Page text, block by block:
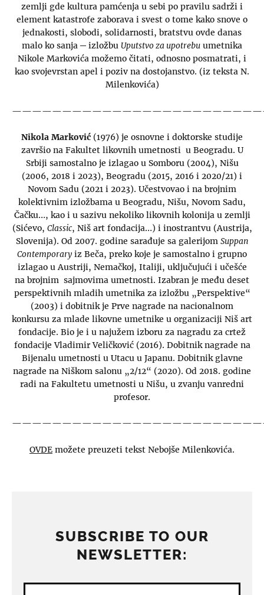
zemlji gde kultura pamćenja u sebi po pravilu sadrži i
element katastrofe zaborava i svest o tome kako snove o
jednakosti, slobodi, solidarnosti, bratstvu ovde danas
malo ko sanja ─ izložbu Uputstvo za upotrebu umetnika
Nikole Markovića možemo čitati, odnosno posmatrati, i
kao svojevrstan apel i poziv na dostojanstvo. (iz teksta N.
Milenkovića)
Nikola Marković (1976) je osnovne i doktorske studije
završio na Fakultet likovnih umetnosti u Beogradu. U
Srbiji samostalno je izlagao u Somboru (2004), Nišu
(2006, 2018 i 2023), Beogradu (2015, 2016 i 2020/21) i
Novom Sadu (2021 i 2023). Učestvovao i na brojnim
kolektivnim izložbama u Beogradu, Nišu, Novom Sadu,
Čačku…, kao i u sazivu nekoliko likovnih kolonija u zemlji
(Sićevo, Classic, Niš art fondacija…) i inostrantvu (Austrija,
Slovenija). Od 2007. godine sarađuje sa galerijom Suppan
Contemporary iz Beča, preko koje je samostalno i grupno
izlagao u Austriji, Nemačkoj, Italiji, uključujući i učešće
na brojnim sajmovima umetnosti. Izabran je među deset
perspektivnih mladih umetnika za izložbu „Perspektive“
(2003) i dobitnik je Prve nagrade na nacionalnom
konkursu za mlade likovne umetnike u organizaciji Niš art
fondacije. Bio je i u najužem izboru za nagradu za crtež
fondacije Vladimir Veličković (2016). Dobitnik nagrade na
Bijenalu umetnosti u Utacu u Japanu. Dobitnik glavne
nagrade na Niškom salonu „2/12“ (2020). Od 2018. godine
radi na Fakultetu umetnosti u Nišu, u zvanju vanredni
profesor.
OVDE možete preuzeti tekst Nebojše Milenkovića.
SUBSCRIBE TO OUR
NEWSLETTER: